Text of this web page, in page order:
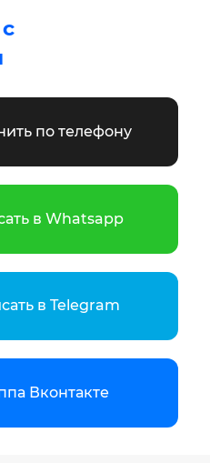
с
по телефону
в Whatsapp
в Telegram
Вконтакте